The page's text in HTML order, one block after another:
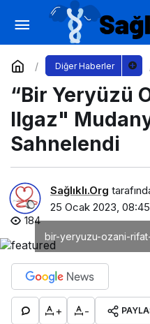
Diğer Haberler
“Bir Yeryüzü
Ilgaz"
Sahnelendi
Sağlıklı.Org
25 Ocak 2023, 08:45
184
bir-yeryuzu-ozani-
+ -
Uğur Mumcu
Yorum Yap Paylaş